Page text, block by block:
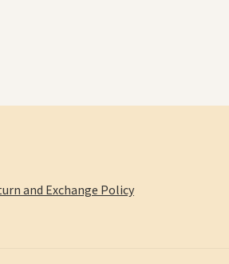
and Exchange Policy